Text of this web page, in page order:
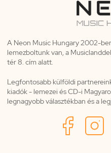
A Neon Music Hungary 2002-
lemezboltunk van, a
tér 8. cím alatt.
Legfontosabb külföldi
kiadók - lemezei és CD-i
legnagyobb választékban és a